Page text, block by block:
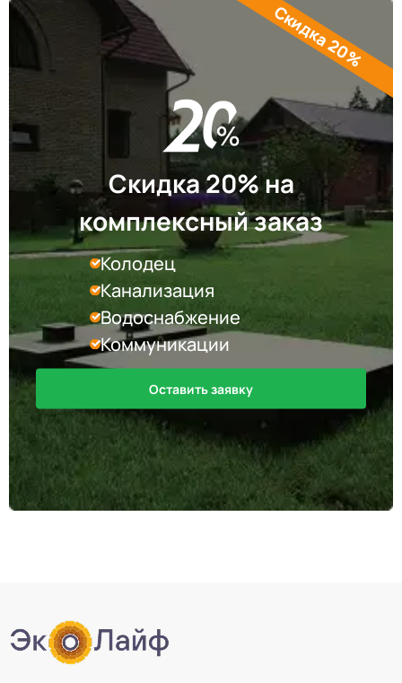
Скидка 20% на
комплексный заказ
Колодец
Канализация
Водоснабжение
Коммуникации
Оставить заявку
Скидка 20%